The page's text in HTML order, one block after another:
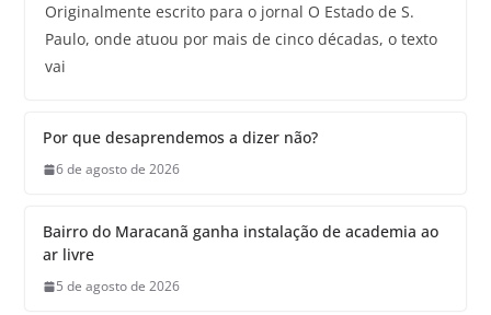
Originalmente escrito para o jornal O Estado de S.
Paulo, onde atuou por mais de cinco décadas, o texto
vai
Por que desaprendemos a dizer não?
6 de agosto de 2026
Bairro do Maracanã ganha instalação de academia ao
ar livre
5 de agosto de 2026